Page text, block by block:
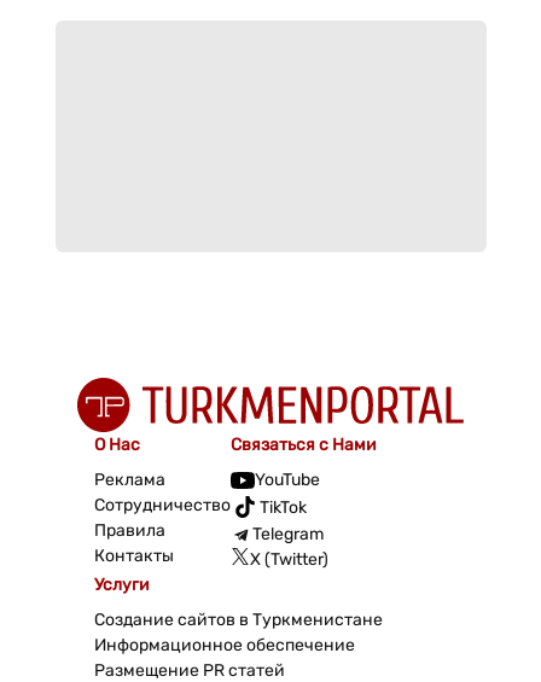
О Нас
Реклама
Сотрудничество
Правила
Контакты
Связаться с Нами
YouTube
TikTok
Telegram
X (Twitter)
Услуги
Создание сайтов в Туркменистане
Информационное обеспечение
Размещение PR статей